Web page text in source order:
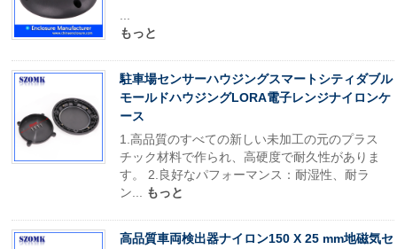
もっと
駐車場センサーハウジングスマートシティダブル
モールドハウジングLORA電子レンジナイロンケ
ース
1.高品質のすべての新しい未加工の元のプラス
チック材料で作られ、高硬度で耐久性がありま
す。 2.良好なパフォーマンス：耐湿性、耐ラ
ン...
もっと
高品質車両検出器ナイロン150 X 25 mm地磁気セ